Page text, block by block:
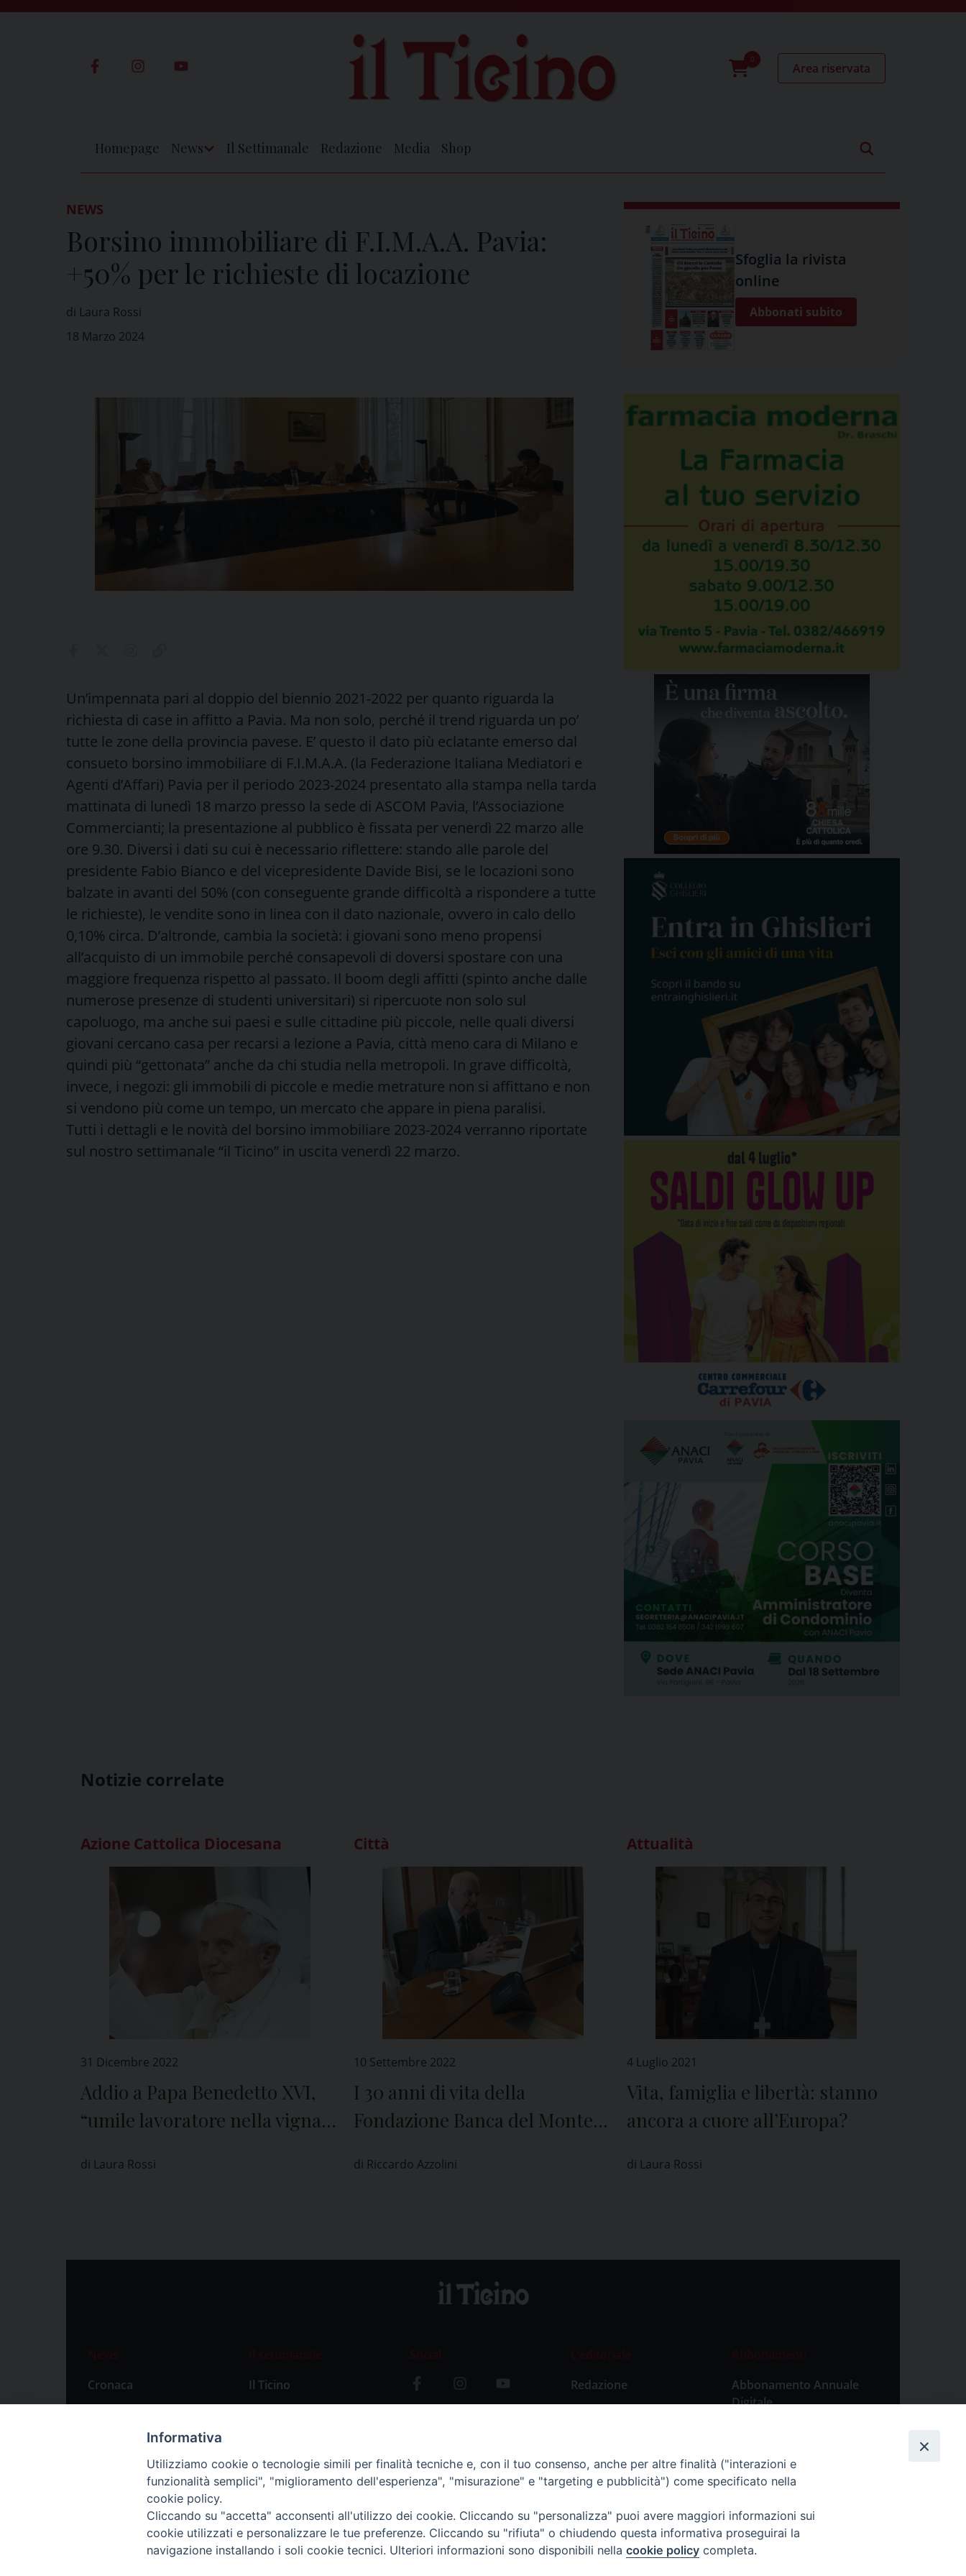
0
Area riservata
Homepage News Il Settimanale Redazione Media Shop
NEWS
Borsino immobiliare di F.I.M.A.A. Pavia:
+50% per le richieste di locazione
di Laura Rossi
18 Marzo 2024
Un’impennata pari al doppio del biennio 2021-2022 per quanto riguarda la
richiesta di case in affitto a Pavia. Ma non solo, perché il trend riguarda un po’
tutte le zone della provincia pavese. E’ questo il dato più eclatante emerso dal
consueto borsino immobiliare di F.I.M.A.A. (la Federazione Italiana Mediatori e
Agenti d’Affari) Pavia per il periodo 2023-2024 presentato alla stampa nella tarda
mattinata di lunedì 18 marzo presso la sede di ASCOM Pavia, l’Associazione
Commercianti; la presentazione al pubblico è fissata per venerdì 22 marzo alle
ore 9.30. Diversi i dati su cui è necessario riflettere: stando alle parole del
presidente Fabio Bianco e del vicepresidente Davide Bisi, se le locazioni sono
balzate in avanti del 50% (con conseguente grande difficoltà a rispondere a tutte
le richieste), le vendite sono in linea con il dato nazionale, ovvero in calo dello
0,10% circa. D’altronde, cambia la società: i giovani sono meno propensi
all’acquisto di un immobile perché consapevoli di doversi spostare con una
maggiore frequenza rispetto al passato. Il boom degli affitti (spinto anche dalle
numerose presenze di studenti universitari) si ripercuote non solo sul
capoluogo, ma anche sui paesi e sulle cittadine più piccole, nelle quali diversi
giovani cercano casa per recarsi a lezione a Pavia, città meno cara di Milano e
quindi più “gettonata” anche da chi studia nella metropoli. In grave difficoltà,
invece, i negozi: gli immobili di piccole e medie metrature non si affittano e non
si vendono più come un tempo, un mercato che appare in piena paralisi.
Tutti i dettagli e le novità del borsino immobiliare 2023-2024 verranno riportate
sul nostro settimanale “il Ticino” in uscita venerdì 22 marzo.
Sfoglia la rivista
online
Abbonati subito
Notizie correlate
Azione Cattolica Diocesana
31 Dicembre 2022
Addio a Papa Benedetto XVI,
“umile lavoratore nella vigna
di Laura Rossi
Città
10 Settembre 2022
I 30 anni di vita della
Fondazione Banca del Monte
di Riccardo Azzolini
Attualità
4 Luglio 2021
Vita, famiglia e libertà: stanno
ancora a cuore all’Europa?
di Laura Rossi
News
Cronaca
Attualità
Primo Piano
Il settimanale
Il Ticino
Abbonamenti
Social
L’editoriale
Redazione
Storia
Abbonamenti
Abbonamento Annuale
Digitale
Abbonamento Singola
Copia Digitale
Informativa
Utilizziamo cookie o tecnologie simili per finalità tecniche e, con il tuo consenso, anche per altre finalità ("interazioni e
funzionalità semplici", "miglioramento dell'esperienza", "misurazione" e "targeting e pubblicità") come specificato nella
cookie policy.
Cliccando su "accetta" acconsenti all'utilizzo dei cookie. Cliccando su "personalizza" puoi avere maggiori informazioni sui
cookie utilizzati e personalizzare le tue preferenze. Cliccando su "rifiuta" o chiudendo questa informativa proseguirai la
navigazione installando i soli cookie tecnici. Ulteriori informazioni sono disponibili nella cookie policy completa.